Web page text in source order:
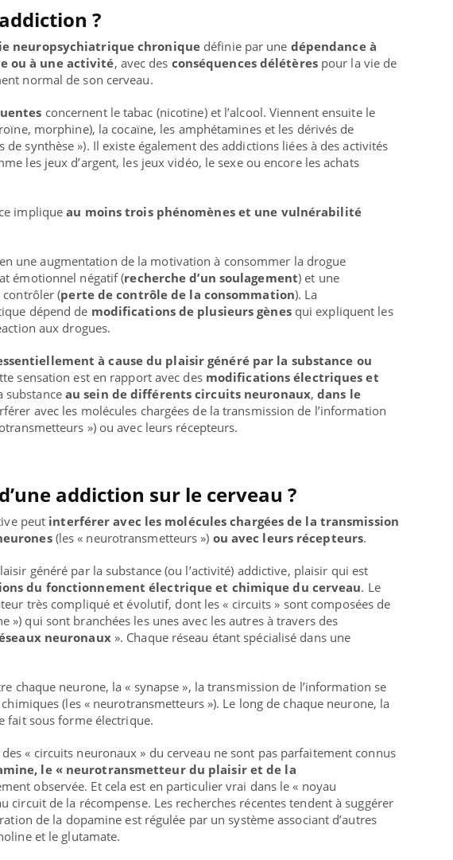
?
neuropsychiatrique chroniquedéfinie par une dépendance à
ou à une activité, avec des conséquences délétèrespour la vie de
normal de son cerveau.
concernent le tabac (nicotine) et l’alcool. Viennent ensuite le
morphine), la cocaïne, les amphétamines et les dérivés de
synthèse »). Il existe également des addictions liées à des activités
les jeux d’argent, les jeux vidéo, le sexe ou encore les achats
impliqueau moins trois phénomènes et une vulnérabilité
une augmentation de la motivation à consommer la drogue
émotionnel négatif (recherche d’un soulagement) et une
contrôler (perte de contrôle de la consommation). La
dépend de modifications de plusieurs gènesqui expliquent les
aux drogues.
à cause du plaisir généré par la substance ou
sensation est en rapport avec des modifications électriques et
substanceau sein de différents circuits neuronaux,dans le
avec les molécules chargées de la transmission de l’information
») ou avec leurs récepteurs.
addiction sur le cerveau ?
peut interférer avec les molécules chargées de la transmission
(les « neurotransmetteurs ») ou avec leurs récepteurs.
généré par la substance (ou l’activité) addictive, plaisir qui est
du fonctionnement électrique et chimique du cerveau. Le
très compliqué et évolutif, dont les « circuits » sont composées de
») qui sont branchées les unes avec les autres à travers des
neuronaux». Chaque réseau étant spécialisé dans une
chaque neurone, la « synapse », la transmission de l’information se
(les « neurotransmetteurs »). Le long de chaque neurone, la
fait sous forme électrique.
« circuits neuronaux » du cerveau ne sont pas parfaitement connus
le « neurotransmetteur du plaisir et de la
observée. Et cela est en particulier vrai dans le « noyau
circuit de la récompense. Les recherches récentes tendent à suggérer
de la dopamine est régulée par un système associant d’autres
et le glutamate.
Chronique des Mains :
ma maladieYoutube
non ! D'un côté, poser des questions
maladie d'un proche c'est montrer ...
Carence en fer : comprendre pour
prévenirYoutube
même alopécie… Les symptômes de la
carence en fer sont multiples ce qui la rend
...